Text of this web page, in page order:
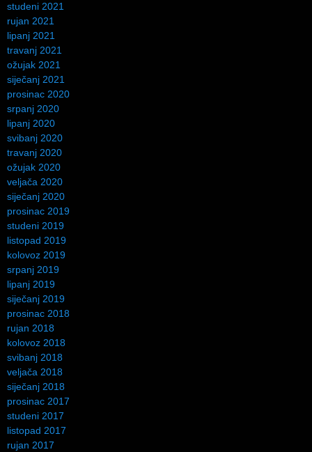
studeni 2021
rujan 2021
lipanj 2021
travanj 2021
ožujak 2021
siječanj 2021
prosinac 2020
srpanj 2020
lipanj 2020
svibanj 2020
travanj 2020
ožujak 2020
veljača 2020
siječanj 2020
prosinac 2019
studeni 2019
listopad 2019
kolovoz 2019
srpanj 2019
lipanj 2019
siječanj 2019
prosinac 2018
rujan 2018
kolovoz 2018
svibanj 2018
veljača 2018
siječanj 2018
prosinac 2017
studeni 2017
listopad 2017
rujan 2017